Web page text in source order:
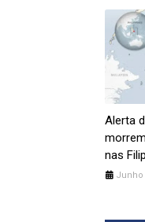
Alerta
nas
Junho